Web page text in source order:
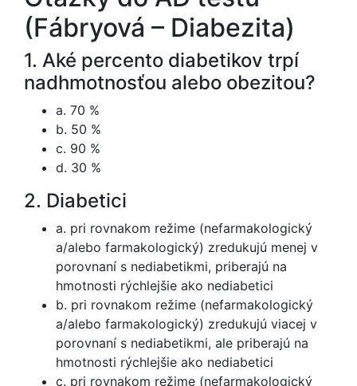
(Fábryová – Diabezita)
1. Aké percento diabetikov trpí
nadhmotnosťou alebo obezitou?
a. 70 %
b. 50 %
c. 90 %
d. 30 %
2. Diabetici
a. pri rovnakom režime (nefarmakologický
a/alebo farmakologický) zredukujú menej v
porovnaní s nediabetikmi, priberajú na
hmotnosti rýchlejšie ako nediabetici
b. pri rovnakom režime (nefarmakologický
a/alebo farmakologický) zredukujú viacej v
porovnaní s nediabetikmi, ale priberajú na
hmotnosti rýchlejšie ako nediabetici
c. pri rovnakom režime (nefarmakologický